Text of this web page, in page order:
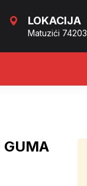
LOKACIJA
Matuzići 74203
GUMA